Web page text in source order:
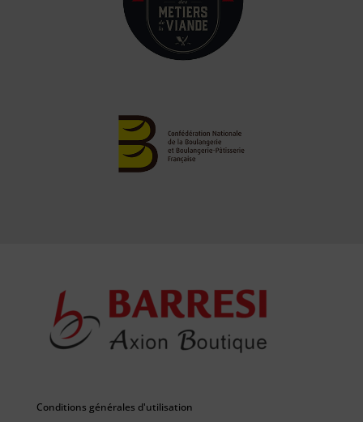
Conditions générales d'utilisation